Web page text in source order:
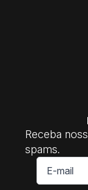
Receba
spams.
E-
mail
*